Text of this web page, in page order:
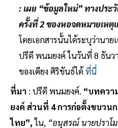
: เผย “ข้อมูลใหม่” ทางประ
ครั้งที่ 2 ของหอจดหมายเหตุ
โดยเอกสารนั้นได้ระบุว่านา
ปรีดี พนมยงค์ ในวันที่ 8 ธัน
ของเตียง ศิริขันธ์ได้ที่นี่
ที่มา : ปรีดี พนมยงค์. “บทควา
ยงค์ ส่วนที่ 4 การก่อตั้งขบวน
ไทย”,ใน, “อนุสรณ์ นายปราโ